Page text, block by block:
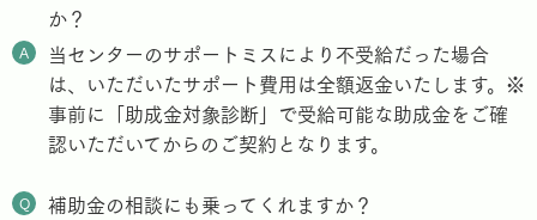
か？
A
当センターのサポートミスにより不受給だった場合
は、いただいたサポート費用は全額返金いたします。※
事前に「助成金対象診断」で受給可能な助成金をご確
認いただいてからのご契約となります。
Q 補助金の相談にも乗ってくれますか？